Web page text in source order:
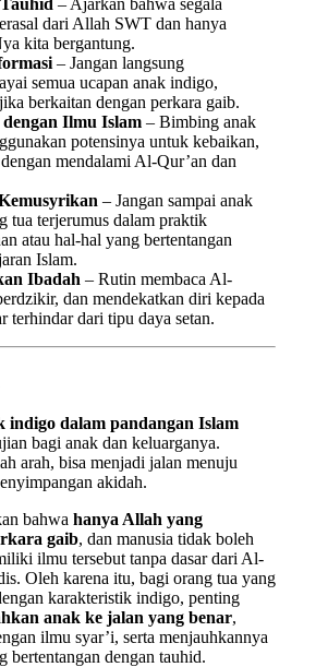
– Ajarkan bahwa segala
dari Allah SWT dan hanya
kita bergantung.
– Jangan langsung
semua ucapan anak indigo,
berkaitan dengan perkara gaib.
Ilmu Islam – Bimbing anak
potensinya untuk kebaikan,
mendalami Al-Qur’an dan
– Jangan sampai anak
tua terjerumus dalam praktik
atau hal-hal yang bertentangan
Islam.
Ibadah – Rutin membaca Al-
dan mendekatkan diri kepada
terhindar dari tipu daya setan.
indigo dalam pandangan Islam
bagi anak dan keluarganya.
arah, bisa menjadi jalan menuju
akidah.
bahwa hanya Allah yang
gaib, dan manusia tidak boleh
ilmu tersebut tanpa dasar dari Al-
Oleh karena itu, bagi orang tua yang
karakteristik indigo, penting
anak ke jalan yang benar,
ilmu syar’i, serta menjauhkannya
bertentangan dengan tauhid.